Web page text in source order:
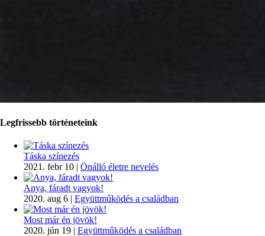
Legfrissebb történeteink
Táska színezés
2021. febr 10 | Önálló életre nevelés
Anya, fáradt vagyok!
2020. aug 6 | Együttműködés a családban
Most már én jövök!
2020. jún 19 | Együttműködés a családban